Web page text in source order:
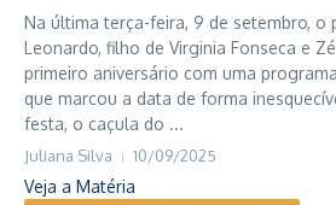
Na última terça-feira, 9 de setembro, o
Leonardo, filho de Virginia Fonseca e
primeiro aniversário com uma
que marcou a data de forma
festa, o caçula do ...
Juliana Silva 10/09/2025
Veja a Matéria